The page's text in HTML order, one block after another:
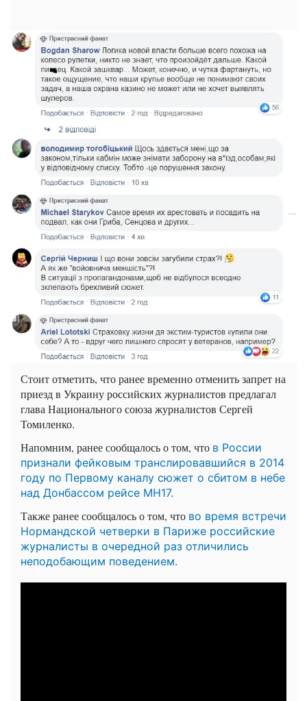
Стоит отметить, что ранее временно отменить запрет на
приезд в Украину российских журналистов предлагал
глава Национального союза журналистов Сергей
Томиленко.
Напомним, ранее сообщалось о том, что в России
признали фейковым транслировавшийся в 2014
году по Первому каналу сюжет о сбитом в небе
над Донбассом рейсе МН17.
Также ранее сообщалось о том, что во время встречи
Нормандской четверки в Париже российские
журналисты в очередной раз отличились
неподобающим поведением.